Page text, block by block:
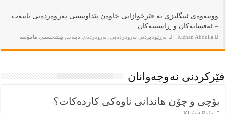
ووتنەوەی ئینگلیزی بە فێرخوازانی خاوەن پێداویستی پەروەردەیی تایبەت
– ئەفسانەکان و ڕاستییەکان
Kizhan Abdulla بەڕێوەبردنى پەروەردەيى پەروەردەی تایبەت پێشخستنى مامۆستا
فێركردنى نەوجەوانان
بۆچى و چۆن هاندانى ناوه‌كى كارده‌كات؟